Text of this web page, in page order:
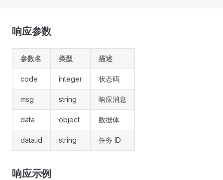
响应参数
参数名 类型 描述
code integer 状态码
msg string 响应消息
data object 数据体
data.id string 任务 ID
响应示例